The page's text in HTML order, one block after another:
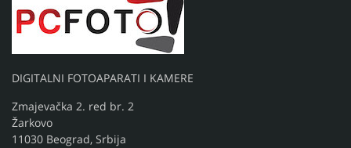
DIGITALNI FOTOAPARATI I KAMERE
Zmajevačka 2. red br. 2
Žarkovo
11030 Beograd, Srbija